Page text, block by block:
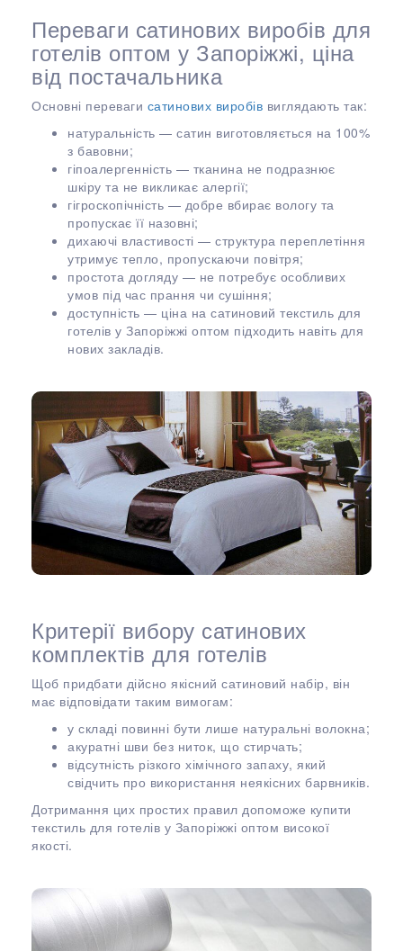
Переваги сатинових виробів для
готелів оптом у Запоріжжі, ціна
від постачальника
Основні переваги сатинових виробів виглядають так:
натуральність — сатин виготовляється на 100%
з бавовни;
гіпоалергенність — тканина не подразнює
шкіру та не викликає алергії;
гігроскопічність — добре вбирає вологу та
пропускає її назовні;
дихаючі властивості — структура переплетіння
утримує тепло, пропускаючи повітря;
простота догляду — не потребує особливих
умов під час прання чи сушіння;
доступність — ціна на сатиновий текстиль для
готелів у Запоріжжі оптом підходить навіть для
нових закладів.
Критерії вибору сатинових
комплектів для готелів
Щоб придбати дійсно якісний сатиновий набір, він
має відповідати таким вимогам:
у складі повинні бути лише натуральні волокна;
акуратні шви без ниток, що стирчать;
відсутність різкого хімічного запаху, який
свідчить про використання неякісних барвників.
Дотримання цих простих правил допоможе купити
текстиль для готелів у Запоріжжі оптом високої
якості.